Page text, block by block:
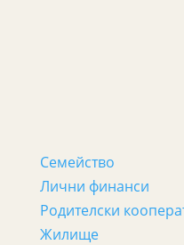
Семейство
Лични финанси
Родителски
Жилище